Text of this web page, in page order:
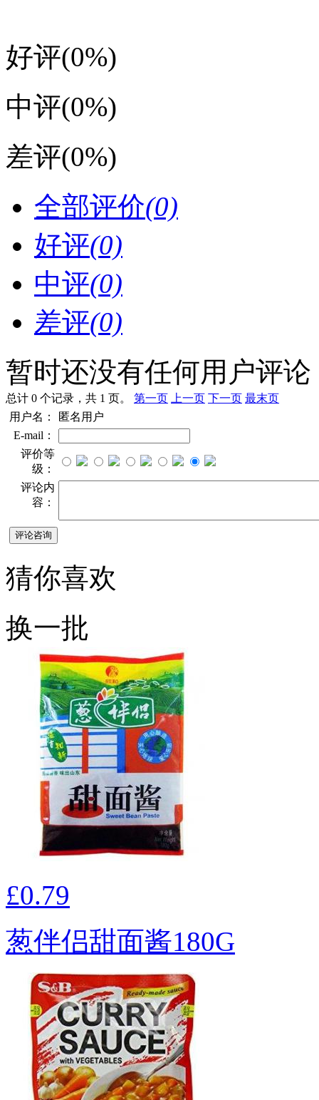
好评(0%)
中评(0%)
差评(0%)
全部评价(0)
好评(0)
中评(0)
差评(0)
暂时还没有任何用户评论
总计 0 个记录，共 1 页。 第一页 上一页 下一页 最末页
用户名：
匿名用户
E-mail：
评价等
级：
评论内
容：
猜你喜欢
换一批
£0.79
葱伴侣甜面酱180G